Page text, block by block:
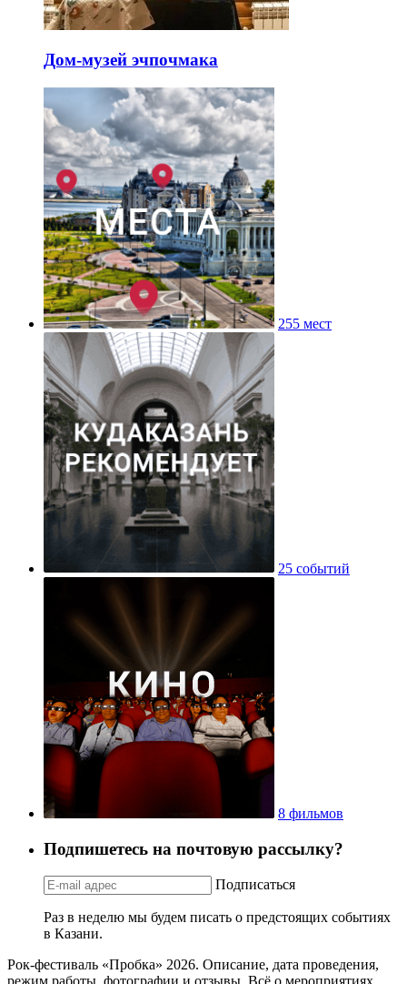
Дом-музей эчпочмака
255 мест
25 событий
8 фильмов
Подпишетесь на почтовую рассылку?
Подписаться
Раз в неделю мы будем писать о предстоящих событиях
в Казани.
Рок-фестиваль «Пробка» 2026. Описание, дата проведения,